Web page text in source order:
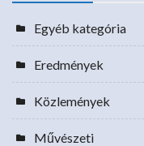
Egyéb kategória
Eredmények
Közlemények
Művészeti